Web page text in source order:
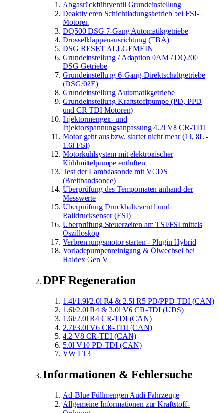
Abgasrückführventil Grundeinstellung
Deaktivieren Schichtladungsbetrieb bei FSI-
Motoren
DQ500 DSG 7-Gang Automatikgetriebe
Drosselklappenausrichtung (TBA)
DSG RESET ALLGEMEIN
Grundeinstellung / Adaption 0AM / DQ200
DSG Getriebe
Grundeinstellung 6-Gang-Direktschaltgetriebe
(DSG/02E)
Grundeinstellung Automatikgetriebe
Grundeinstellung Kraftstoffpumpe (PD, PPD
und CR TDI Motoren)
Injektormengen- und
Injektorspannungsanpassung 4.2l V8 CR-TDI
Motor geht aus bzw. startet nicht mehr (1J, 8L -
1.6l FSI)
Motorkühlsystem mit elektronischer
Kühlmittelpumpe entlüften
Test der Lambdasonde mit VCDS
(Breitbandsonde)
Überprüfung des Tempomaten anhand der
Messwerte
Überprüfung Druckhalteventil und
Raildrucksensor (FSI)
Überprüfung Steuerzeiten am TSI/FSI mittels
Oszilloskop
Verbrennungsmotor starten - Plugin Hybrid
Vorladepumpenreinigung & Ölwechsel bei
Haldex Gen V
DPF Regeneration
1.4l/1.9l/2.0l R4 & 2.5l R5 PD/PPD-TDI (CAN)
1.6l/2.0l R4 & 3.0l V6 CR-TDI (UDS)
1.6l/2.0l R4 CR-TDI (CAN)
2.7l/3.0l V6 CR-TDI (CAN)
4.2 V8 CR-TDI (CAN)
5.0l V10 PD-TDI (CAN)
VW LT3
Informationen & Fehlersuche
Ad-Blue Füllmengen Audi Fahrzeuge
Allgemeine Informationen zur Kraftstoff-